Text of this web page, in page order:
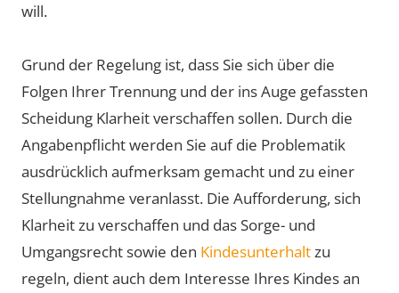
will.
Grund der Regelung ist, dass Sie sich über die
Folgen Ihrer Trennung und der ins Auge gefassten
Scheidung Klarheit verschaffen sollen. Durch die
Angabenpflicht werden Sie auf die Problematik
ausdrücklich aufmerksam gemacht und zu einer
Stellungnahme veranlasst. Die Aufforderung, sich
Klarheit zu verschaffen und das Sorge- und
Umgangsrecht sowie den Kindesunterhaltzu
regeln, dient auch dem Interesse Ihres Kindes an